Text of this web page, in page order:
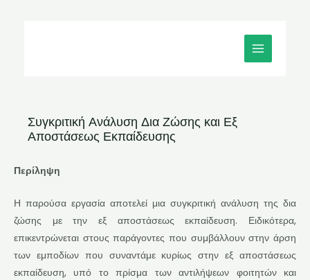
MAIN
MENU
Συγκριτική Ανάλυση Δια Ζώσης και Εξ
Αποστάσεως Εκπαίδευσης
Περίληψη
Η παρούσα εργασία αποτελεί μια συγκριτική ανάλυση της δια
ζώσης με την εξ αποστάσεως εκπαίδευση. Ειδικότερα,
επικεντρώνεται στους παράγοντες που συμβάλλουν στην άρση
των εμποδίων που συναντάμε κυρίως στην εξ αποστάσεως
εκπαίδευση, υπό το πρίσμα των αντιλήψεων φοιτητών και